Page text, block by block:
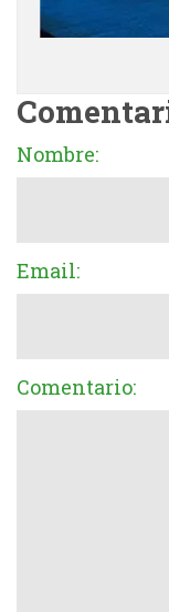
Nombre:
Email:
Comentario: